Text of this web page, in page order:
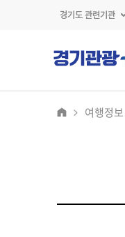
경기도 관련기관
여행정보